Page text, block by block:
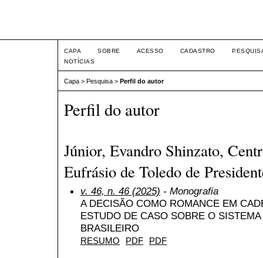
CAPA SOBRE ACESSO CADASTRO
NOTÍCIAS
Capa > Pesquisa > Perfil do autor
Perfil do autor
Júnior, Evandro Shinzato,
Eufrásio de Toledo de
v. 46, n. 46 (2025) - Monografia
A DECISÃO COMO ROMANCE EM
ESTUDO DE CASO SOBRE O
BRASILEIRO
RESUMO PDF PDF